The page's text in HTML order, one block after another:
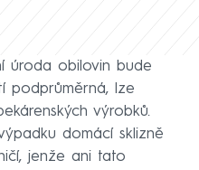
úroda obilovin bude
podprůměrná, lze
výrobků.
domácí sklizně
jenže ani tato